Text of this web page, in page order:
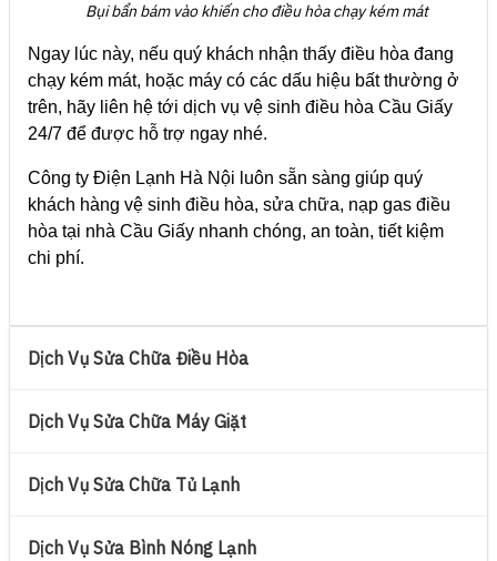
Bụi bẩn bám vào khiến cho điều hòa chạy kém mát
Ngay lúc này, nếu quý khách nhận thấy điều hòa đang
chạy kém mát, hoặc máy có các dấu hiệu bất thường ở
trên, hãy liên hệ tới dịch vụ vệ sinh điều hòa Cầu Giấy
24/7 để được hỗ trợ ngay nhé.
Công ty Điện Lạnh Hà Nội luôn sẵn sàng giúp quý
khách hàng vệ sinh điều hòa, sửa chữa, nạp gas điều
hòa tại nhà Cầu Giấy nhanh chóng, an toàn, tiết kiệm
chi phí.
Dịch Vụ Sửa Chữa Điều Hòa
Dịch Vụ Sửa Chữa Máy Giặt
Dịch Vụ Sửa Chữa Tủ Lạnh
Dịch Vụ Sửa Bình Nóng Lạnh